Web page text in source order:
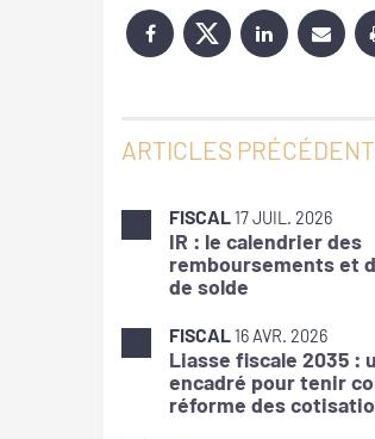
ARTICLES
FISCAL17 JUIL. 2026
IR : le calendrier des
remboursements et
de solde
FISCAL16 AVR. 2026
Liasse fiscale 2035 :
encadré pour tenir
réforme des